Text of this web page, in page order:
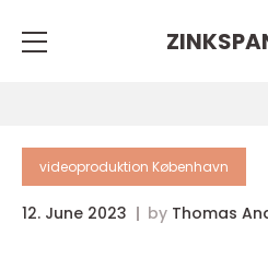
videoproduktion København
12. June 2023 by Thomas